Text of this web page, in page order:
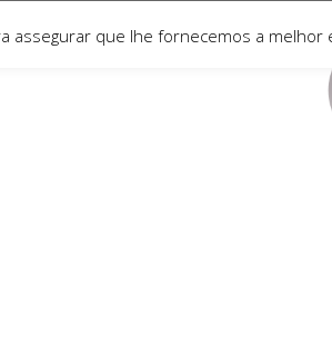
assegurar que lhe fornecemos a